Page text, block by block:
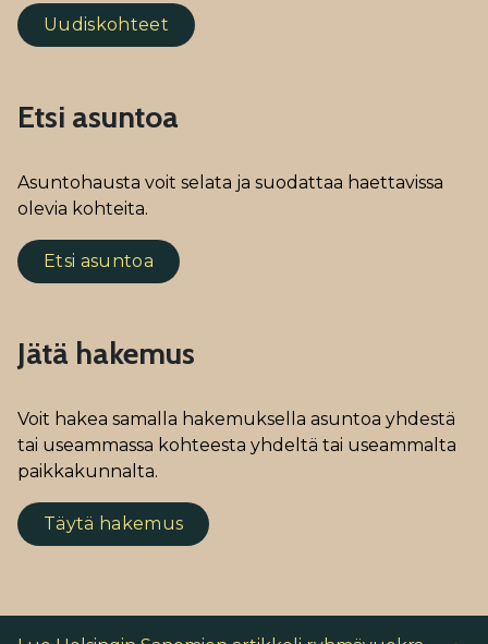
Uudiskohteet
Etsi asuntoa
Asuntohausta voit selata ja suodattaa haettavissa
olevia kohteita.
Etsi asuntoa
Jätä hakemus
Voit hakea samalla hakemuksella asuntoa yhdestä
tai useammassa kohteesta yhdeltä tai useammalta
paikkakunnalta.
Täytä hakemus